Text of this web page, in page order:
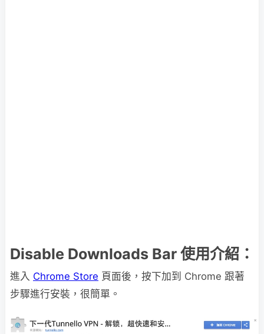
Disable Downloads Bar 使用介紹：
進入 Chrome Store 頁面後，按下加到 Chrome 跟著
步驟進行安裝，很簡單。